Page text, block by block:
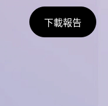
下載報告